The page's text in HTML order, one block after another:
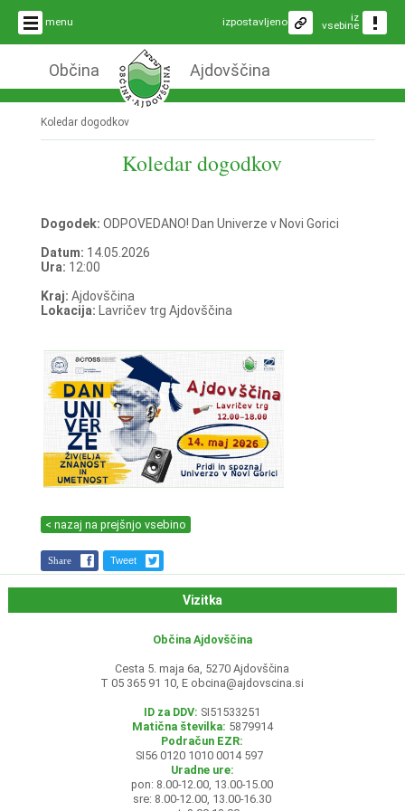
menu iz
vsebine
izpostavljeno
Občina Ajdovščina
Koledar dogodkov
Koledar dogodkov
Dogodek: ODPOVEDANO! Dan Univerze v Novi Gorici
Datum: 14.05.2026
Ura: 12:00
Kraj: Ajdovščina
Lokacija: Lavričev trg Ajdovščina
< nazaj na prejšnjo vsebino
Share Tweet
Vizitka
Občina Ajdovščina
Cesta 5. maja 6a, 5270 Ajdovščina
T 05 365 91 10, E obcina@ajdovscina.si
ID za DDV: SI51533251
Matična številka: 5879914
Podračun EZR:
SI56 0120 1010 0014 597
Uradne ure:
pon: 8.00-12.00, 13.00-15.00
sre: 8.00-12.00, 13.00-16.30